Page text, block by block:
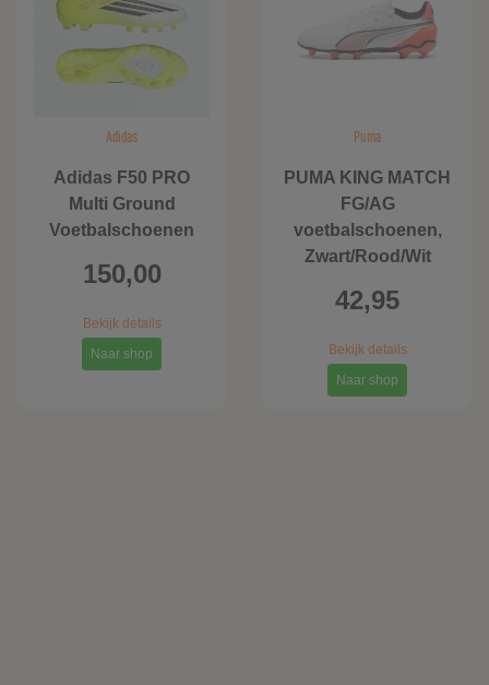
Adidas
Adidas F50 PRO
Multi Ground
Voetbalschoenen
150,00
Bekijk details
Naar shop
Puma
PUMA KING MATCH
FG/AG
voetbalschoenen,
Zwart/Rood/Wit
42,95
Bekijk details
Naar shop